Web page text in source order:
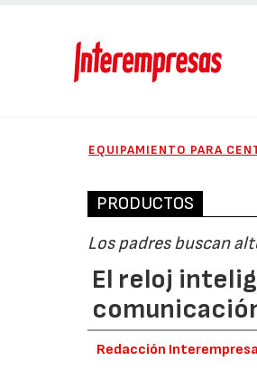
EQUIPAMIENTO PARA
PRODUCTOS
Los padres buscan
El reloj
Redacción